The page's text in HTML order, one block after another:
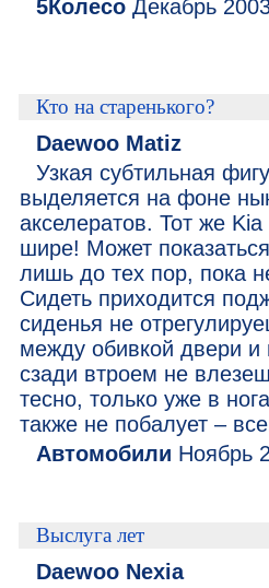
5Колесо Декабрь
Кто на старенького?
Daewoo Matiz
Узкая субтильная
выделяется на фоне
акселератов. Тот же
шире! Может
лишь до тех пор, пока
Сидеть приходится
сиденья не
между обивкой двери и
сзади втроем не
тесно, только уже в
также не побалует –
Автомобили Ноябрь
Выслуга лет
Daewoo Nexia